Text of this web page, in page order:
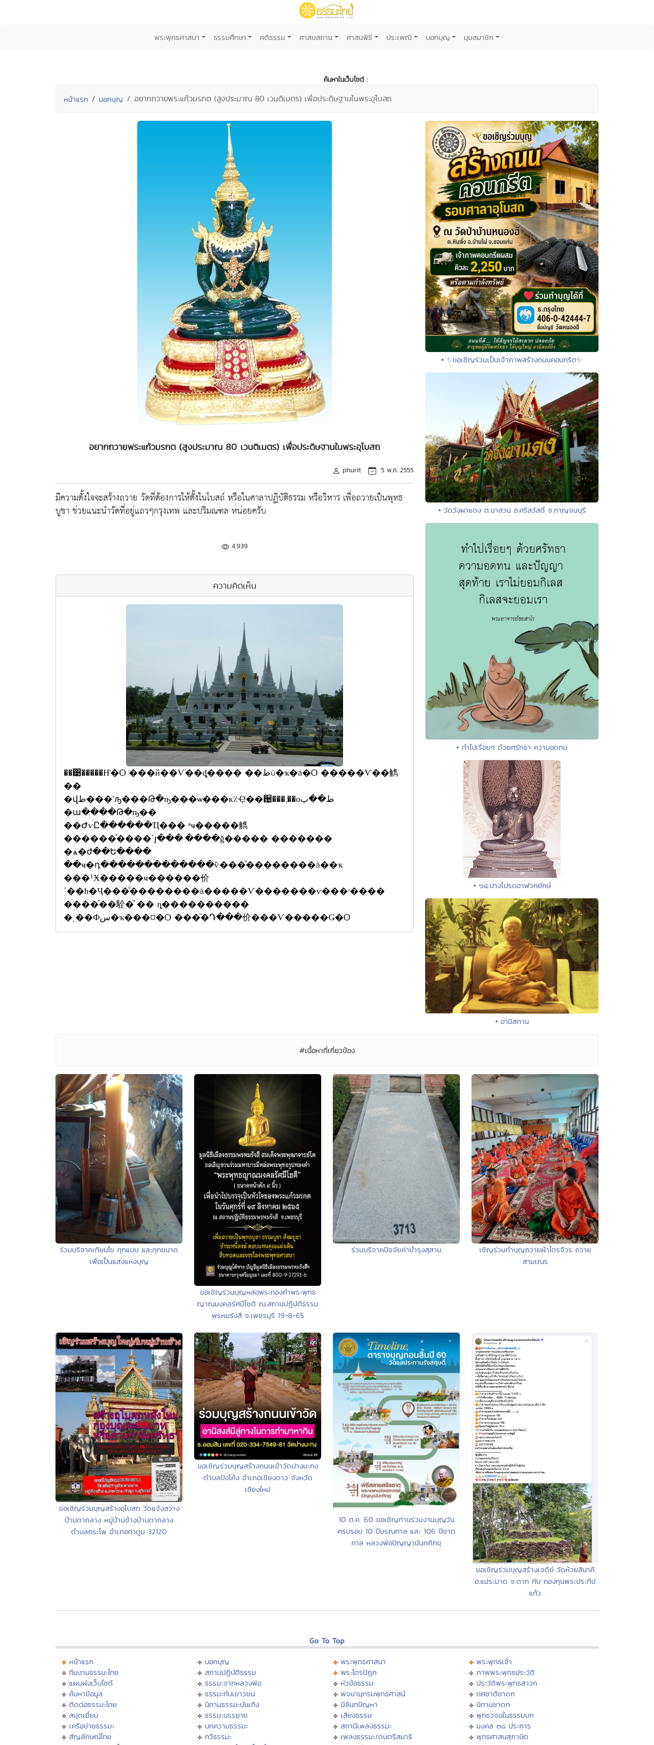
พระพุทธศาสนา ธรรมศึกษา คติธรรม ศาสนสถาน ศาสนพิธี ประเพณี บอกบุญ มุมสมาชิก
ค้นหาในเว็บไซต์ :
หน้าแรก บอกบุญ อยากถวายพระแก้วมรกต (สูงประมาณ 80 เวนติเมตร) เพื่อประดิษฐานในพระอุโบสถ
อยากถวายพระแก้วมรกต (สูงประมาณ 80 เวนติเมตร) เพื่อประดิษฐานในพระอุโบสถ
phurit 5 พ.ค. 2555
มีความตั้งใจจะสร้างถวาย วัดที่ต้องการให้ตั้งในโบสถ์ หรือในศาลาปฏิบัติธรรม หรือวิหาร เพื่อถวายเป็นพุทธ
บูชา ช่วยแนะนำวัดที่อยู่แถวๆกรุงเทพ และปริมณฑล หน่อยครับ
4,939
ความคิดเห็น
��͹�����Ҥ�Ѻ ���й��Ѵ��ȡ���� ��طû�ҡ�ä�Ѻ �����Ѵ��觹
��
�վط���ʹԡ���Թ�ҧ���ѡ���к٪Ҿ��਴���,��оط��ٻ
�ա����Թ�ҧ��
��ԺѵԸ������Ҵ��� ʶҹ�����觹
������ͤ����ʹյ���·����ǧ����� �������
�ѧ�ժ��Ե����
��ҹ�դ�������������ѷ���ͧ��������á��ҡ
���¹Ӿ�����ҹ������价
ʹ��һ�Ҷ���ͧ��������á�����Ѵ�������ѵ���ʴ����
����ͤ��駩�ͧ �� ȵ����������
�ͺ��Фس�ҡ���¤�Ѻ ���ͧ�Դ���价���Ѵ�����Ǥ�Ѻ
• ✨ขอเชิญร่วมเป็นเจ้าภาพสร้างถนนคอนกรีต✨
• วัดวังผาแดง ต.นาสวน อ.ศรีสวัสดิ์ จ.กาญจนบุรี
• ทำไปเรื่อยๆ ด้วยศรัทธา ความอดทน
• ๖๔.ปางโปรดอาฬวกยักษ์
• อามิสทาน
#เนื้อหาที่เกี่ยวข้อง
ร่วมบริจาคเทียนไข ทุกแบบ และทุกขนาด
เพื่อเป็นแสงแห่งบุญ
ขอเชิญร่วมบุญหล่อพระทองคำพระพุทธ
ญาณมงคลรัศมีโชติ ณ.สถานปฏิบัติธรรม
พรหมรังสี จ.เพชรบุรี 19-8-65
ร่วมบริจาคปัจจัยค่าบำรุงสุสาน
เชิญร่วมทำบุญถวายผ้าไตรจีวร ถวาย
สามเณร
ขอเชิญร่วมบุญสร้างอุโบสถ วัดแจ้งสว่าง
บ้านตากลาง หมู่บ้านช้างบ้านตากลาง
ตำบลกระโพ อำเภอท่าตูม 32120
ขอเชิญร่วมบุญสร้างถนนเข้าวัดปางมะกง
ตำบลปิงโค้ง อำเภอเชียงดาว จังหวัด
เชียงใหม่
10 ต.ค. 60 ขอเชิญท่านร่วมงานบุญวัน
ครบรอบ 10 ปีมรณกาล และ 106 ปีชาต
กาล หลวงพ่อปัญญานันทภิกขุ
ขอเชิญร่วมบุญสร้างเจดีย์ วัดห้วยสินาคี
อ.แม่ระมาด จ.ตาก กับ กองทุนพระประทีป
แก้ว
Go To Top
หน้าแรก
ทีมงานธรรมะไทย
แผนผังเว็บไซต์
ค้นหาข้อมูล
ติดต่อธรรมะไทย
สมุดเยี่ยม
เครือข่ายธรรมะ
สัญลักษณ์ไทย
บอกบุญ
สถานปฏิบัติธรรม
ธรรมะจากหลวงพ่อ
ธรรมะกับเยาวชน
นิทานธรรมะบันเทิง
ธรรมะบรรยาย
บทความธรรมะ
กวีธรรมะ
พระพุทธศาสนา
พระไตรปิฏก
หัวข้อธรรม
พจนานุกรมพุทธศาสน์
มิลินทปัญหา
เสียงธรรม
สถานีเพลงธรรมะ
เพลงธรรมะ/ดนตรีสมาธิ
พระพุทธเจ้า
ภาพพระพุทธประวัติ
ประวัติพระพุทธสาวก
ทศชาติชาดก
นิทานชาดก
พุทธวจนในธรรมบท
มงคล ๓๘ ประการ
พุทธศาสนสุภาษิต